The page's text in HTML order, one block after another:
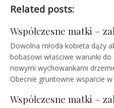
Related posts:
Współczesne matki –
Dowolna młoda kobieta dąży
bobasowi właściwe warunki
nowymi wychowankami
Obecnie gruntowne wsparcie
Współczesne matki –